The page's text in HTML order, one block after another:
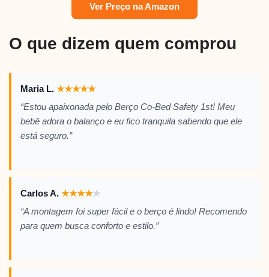
Ver Preço na Amazon
O que dizem quem comprou
Maria L. ★★★★★
“Estou apaixonada pelo Berço Co-Bed Safety 1st! Meu
bebê adora o balanço e eu fico tranquila sabendo que ele
está seguro.”
Carlos A. ★★★★★
“A montagem foi super fácil e o berço é lindo! Recomendo
para quem busca conforto e estilo.”